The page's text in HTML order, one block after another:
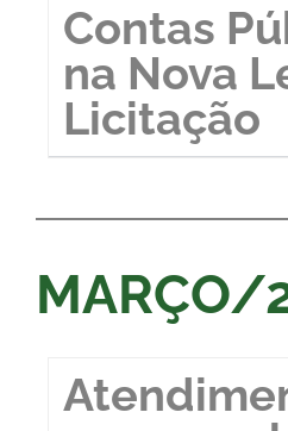
Contas
na Nova
Licitação
MARÇO/